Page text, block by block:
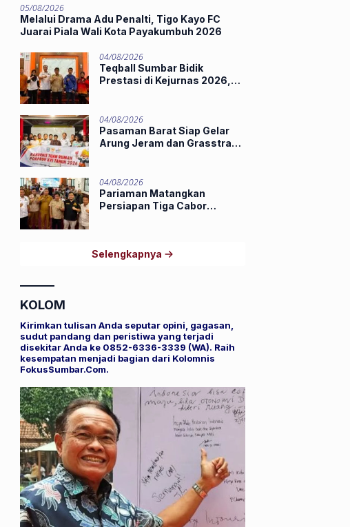
05/08/2026
Melalui Drama Adu Penalti, Tigo Kayo FC
Juarai Piala Wali Kota Payakumbuh 2026
04/08/2026
Teqball Sumbar Bidik
Prestasi di Kejurnas 2026,
04/08/2026
Pasaman Barat Siap Gelar
Arung Jeram dan Grasstrack
04/08/2026
Pariaman Matangkan
Persiapan Tiga Cabor
Selengkapnya
KOLOM
Kirimkan tulisan Anda seputar opini, gagasan,
sudut pandang dan peristiwa yang terjadi
disekitar Anda ke 0852-6336-3339 (WA). Raih
kesempatan menjadi bagian dari Kolomnis
FokusSumbar.Com.